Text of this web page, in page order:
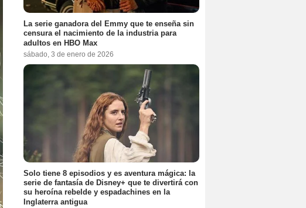
La serie ganadora del Emmy que te enseña sin
censura el nacimiento de la industria para
adultos en HBO Max
sábado, 3 de enero de 2026
Solo tiene 8 episodios y es aventura mágica: la
serie de fantasía de Disney+ que te divertirá con
su heroína rebelde y espadachines en la
Inglaterra antigua